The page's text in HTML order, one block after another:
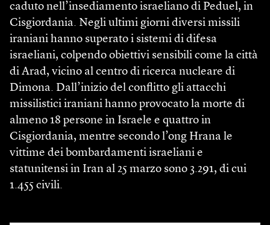
caduto nell’insediamento israeliano di Peduel, in
Cisgiordania. Negli ultimi giorni diversi missili
iraniani hanno superato i sistemi di difesa
israeliani, colpendo obiettivi sensibili come la città
di Arad, vicino al centro di ricerca nucleare di
Dimona. Dall’inizio del conflitto gli attacchi
missilistici iraniani hanno provocato la morte di
almeno 18 persone in Israele e quattro in
Cisgiordania, mentre secondo l’ong Hrana le
vittime dei bombardamenti israeliani e
statunitensi in Iran al 25 marzo sono 3.291, di cui
1.455 civili.